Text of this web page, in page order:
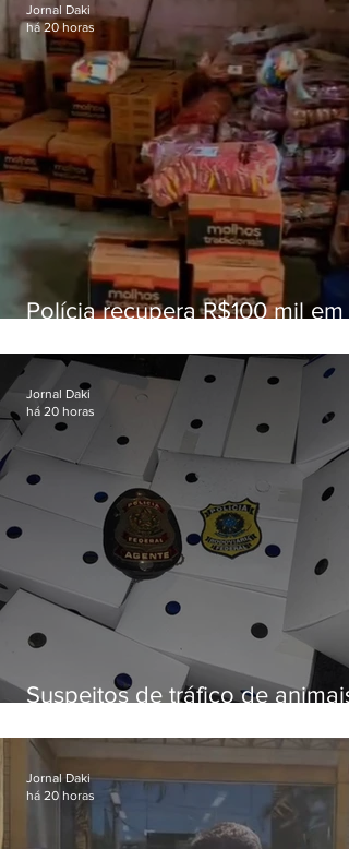
Polícia recupera R$100 mil em
Fluminense
Jornal Daki
há 20 horas
Suspeitos de tráfico de animais
aves
Jornal Daki
há 20 horas
Jornal Daki
há 20 horas